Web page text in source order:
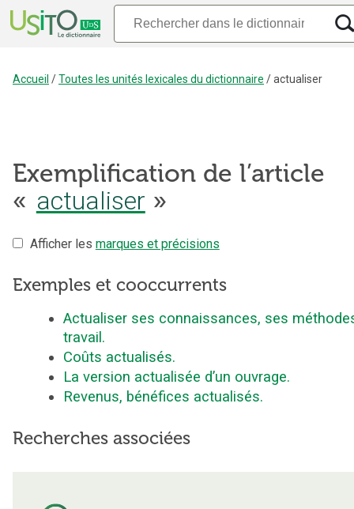
Accueil /Toutes les unités lexicales du dictionnaire /actualiser
Exemplification de l’article
« actualiser »
Afficher les marques et précisions
Exemples et cooccurrents
Actualiser ses connaissances, ses
travail.
Coûts actualisés.
La version actualisée d’un ouvrage.
Revenus, bénéfices actualisés.
Recherches associées